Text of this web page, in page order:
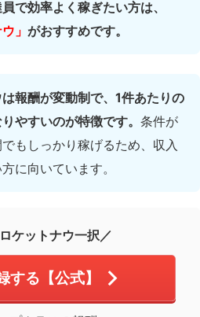
で効率よく稼ぎたい方は、
」 がおすすめです。
報酬が変動制で、1件あたりの
やすいのが特徴です。 条件が
もしっかり稼げるため、収入
に向いています。
ケットナウ一択／
する【公式】